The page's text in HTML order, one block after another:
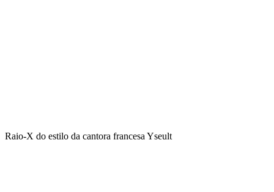
Raio-X do estilo da cantora francesa Yseult